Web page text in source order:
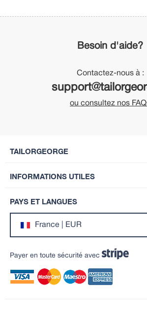
Besoin d'aide?
Contactez-nous à :
ou consultez nos
TAILORGEORGE
INFORMATIONS UTILES
PAYS ET LANGUES
France | EUR
Payer en toute sécurité avec